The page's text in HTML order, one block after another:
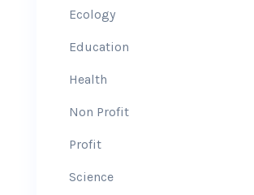
Ecology
Education
Health
Non Profit
Profit
Science